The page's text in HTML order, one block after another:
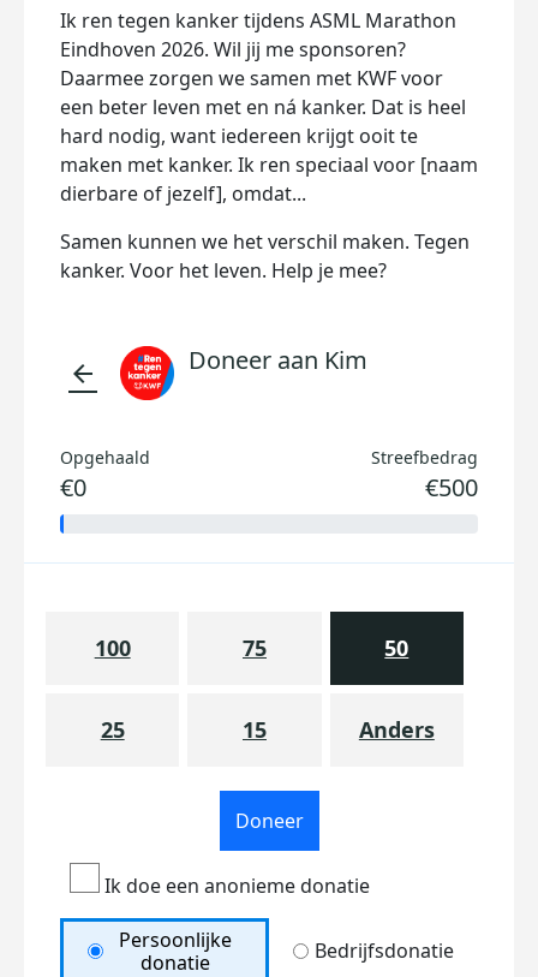
Ik ren tegen kanker tijdens ASML Marathon
Eindhoven 2026. Wil jij me sponsoren?
Daarmee zorgen we samen met KWF voor
een beter leven met en ná kanker. Dat is heel
hard nodig, want iedereen krijgt ooit te
maken met kanker. Ik ren speciaal voor [naam
dierbare of jezelf], omdat...
Samen kunnen we het verschil maken. Tegen
kanker. Voor het leven. Help je mee?
arrow_back Doneer aan Kim
Opgehaald
€0
Streefbedrag
€500
100 75 50
25 15 Anders
Doneer
Ik doe een anonieme donatie
Persoonlijke
donatie
Bedrijfsdonatie